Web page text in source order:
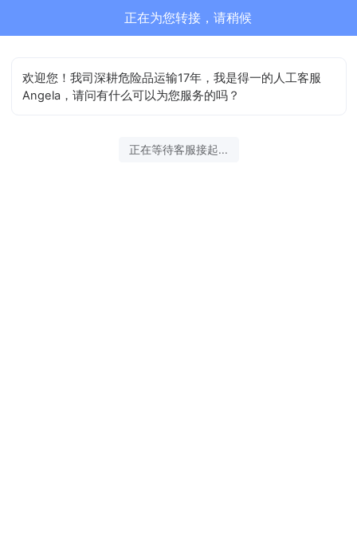
正在为您转接，请稍候
欢迎您！我司深耕危险品运输17年，我是得一的人工客服
Angela，请问有什么可以为您服务的吗？
正在等待客服接起...